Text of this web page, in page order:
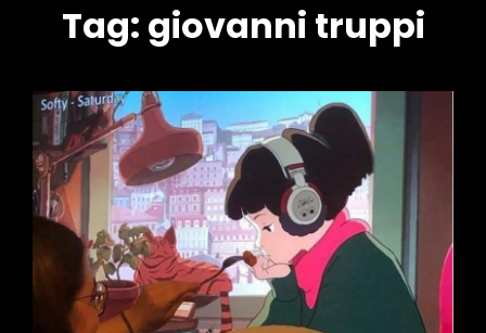
Tag: giovanni truppi